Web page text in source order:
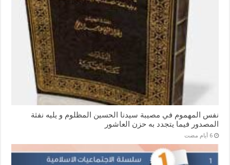
نفس المهموم في مصيبة سيدنا الحسين المظلوم و يليه نفثة
المصدور فيما يتجدد به حزن العاشور
‏6 أيام مضت